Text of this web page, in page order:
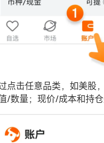
点击任意品类，如美股
/数量；现价/成本和持仓